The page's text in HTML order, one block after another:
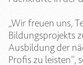
„Wir freuen uns,
Bildungsprojekts
Ausbildung der
Profis zu leisten”,